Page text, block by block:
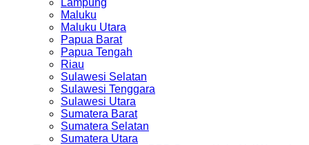
Maluku
Maluku Utara
Papua Barat
Papua Tengah
Riau
Sulawesi Selatan
Sulawesi Tenggara
Sulawesi Utara
Sumatera Barat
Sumatera Selatan
Sumatera Utara